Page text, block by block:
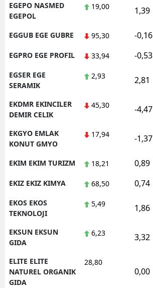
EGEPO NASMED
EGEPOL
19,00 1,39
EGGUB EGE GUBRE 95,30 -0,16
EGPRO EGE PROFIL 33,94 -0,53
EGSER EGE
SERAMIK
2,93 2,81
EKDMR EKINCILER
DEMIR CELIK
45,30 -4,47
EKGYO EMLAK
KONUT GMYO
17,94 -1,37
EKIM EKIM TURIZM 18,21 0,89
EKIZ EKIZ KIMYA 68,50 0,74
EKOS EKOS
TEKNOLOJI
5,49 1,86
EKSUN EKSUN
GIDA
6,23 3,32
ELITE ELITE
NATUREL ORGANIK
GIDA
28,80
0,00